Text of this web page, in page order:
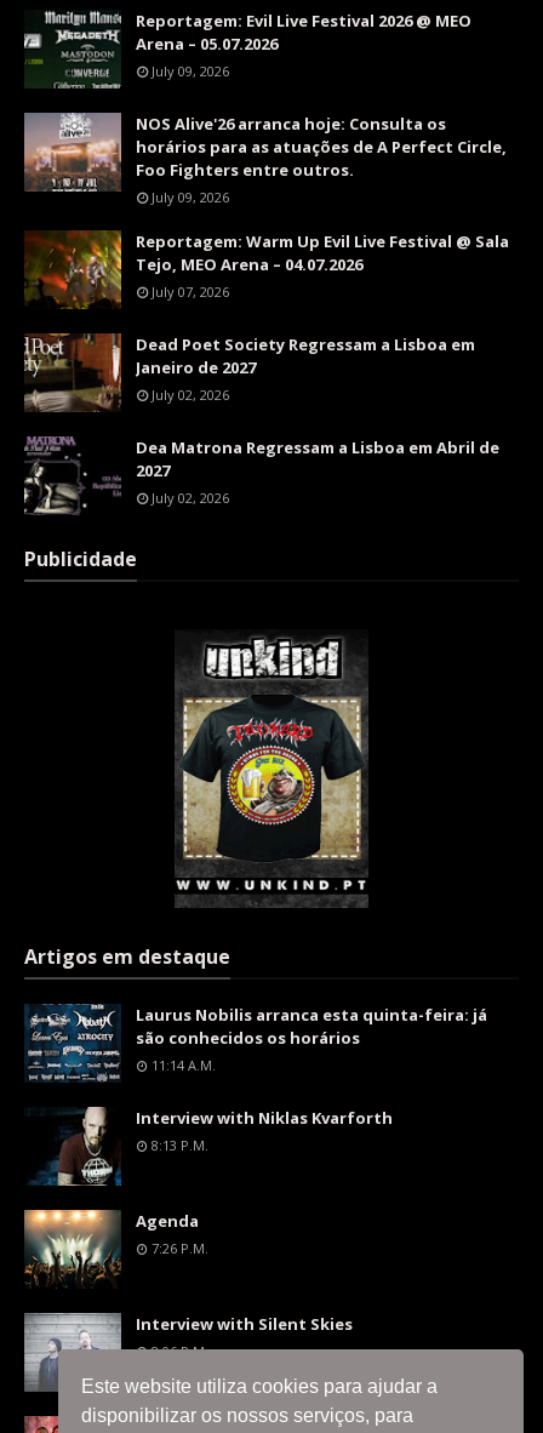
Este website utiliza cookies para ajudar a
disponibilizar os nossos serviços, para
Reportagem: Evil Live Festival 2026 @ MEO
Arena – 05.07.2026
July 09, 2026
NOS Alive'26 arranca hoje: Consulta os
horários para as atuações de A Perfect Circle,
Foo Fighters entre outros.
July 09, 2026
Reportagem: Warm Up Evil Live Festival @ Sala
Tejo, MEO Arena – 04.07.2026
July 07, 2026
Dead Poet Society Regressam a Lisboa em
Janeiro de 2027
July 02, 2026
Dea Matrona Regressam a Lisboa em Abril de
2027
July 02, 2026
Publicidade
Artigos em destaque
Laurus Nobilis arranca esta quinta-feira: já
são conhecidos os horários
11:14 A.m.
Interview with Niklas Kvarforth
8:13 P.m.
Agenda
7:26 P.m.
Interview with Silent Skies
8:06 P.m.
Moonshade regressam a Lisboa para um